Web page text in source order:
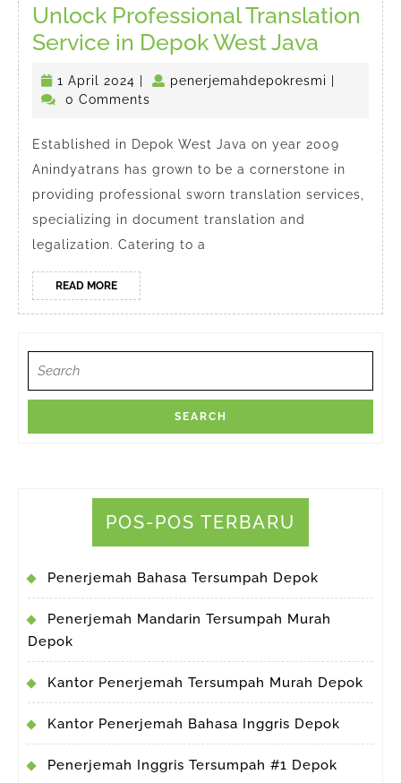
Unlock Professional Translation
Service in Depok West Java Unlock
Service
in
Depok
West
1 April 2024
April
penerjemahdepokresmi
0 Comments
Established in Depok West Java on year 2009
Anindyatrans has grown to be a cornerstone in
providing professional sworn translation services,
specializing in document translation and
legalization. Catering to a
READ MOREREAD
MORE
for:
POS-POS TERBARU
Penerjemah Bahasa Tersumpah Depok
Penerjemah Mandarin Tersumpah Murah
Depok
Kantor Penerjemah Tersumpah Murah Depok
Kantor Penerjemah Bahasa Inggris Depok
Penerjemah Inggris Tersumpah #1 Depok